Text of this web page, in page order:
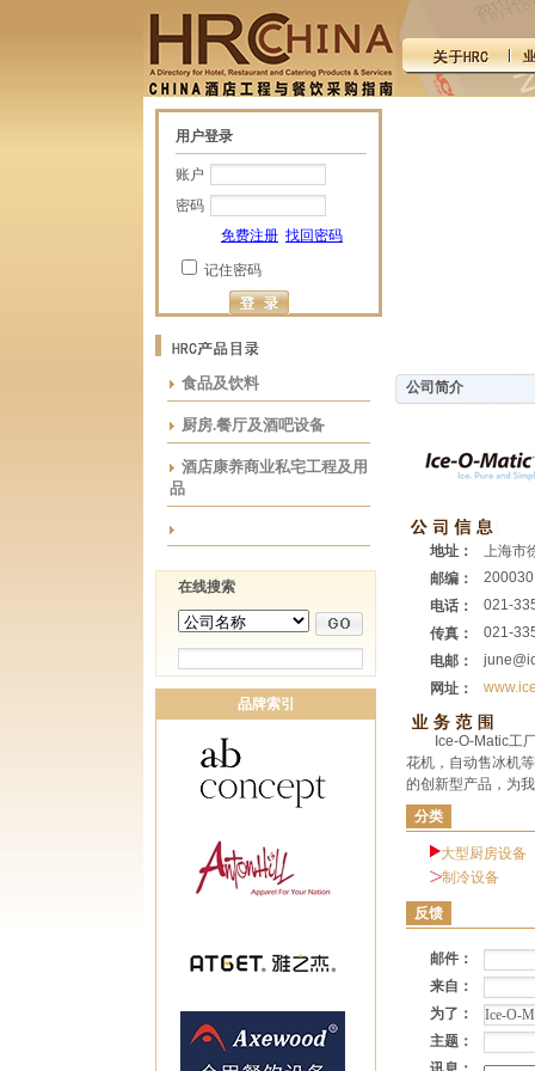
用户登录
账户
密码
免费注册 找回密码
记住密码
食品及饮料
厨房.餐厅及酒吧设备
酒店康养商业私宅工程及用
品
在线搜索
品牌索引
公司简介
地址：
上海市
邮编：
200030
电话：
021-
传真：
021-
电邮：
网址：
Ice-O-Matic工
花机，自动售冰机
的创新型产品，为
分类
大型厨房设备
制冷设备
反馈
邮件：
来自：
为了：
主题：